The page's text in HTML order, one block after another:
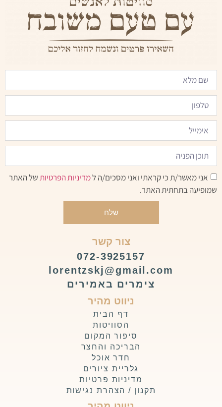
אני מאשר/ת כי קראתי ואני מסכים/ה למדיניות הפרטיותשל האתר
שמופיעה בתחתית האתר.
שלח
צור קשר
072-3925157
lorentzskj@gmail.com
צימרים באמירים
ניווט מהיר
דף הבית
הסוויטות
סיפור המקום
הבריכה והחצר
חדר אוכל
גלריית ציורים
מדיניות פרטיות
תקנון / הצהרת נגישות